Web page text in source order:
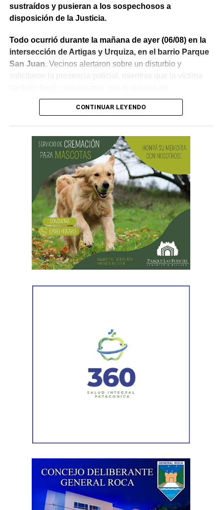
sustraídos y pusieran a los sospechosos a
disposición de la Justicia.
Todo ocurrió durante la mañana de ayer (06/08) en la
intersección de Artigas y Urquiza, en el barrio Parque
San Juan. Vecinos alertaron sobre un disturbio y
solicitaron la presencia policial, mientras que la víctima
emergencias para informar lo que estaba ocurriendo.
hombres le habían sustraído una bolsa con dinero en
efectivo y dos teléfonos celulares. En el lugar se
recuperó parte de los bienes robados y se detuvo al
primer involucrado.
En forma paralela, otra comisión policial se dirigió a
una vivienda ubicada en el barrio Villa Obrera,
señalada por la víctima. Allí se identificó al segundo
sospechosoy se llevaron adelante distintas diligencias
en el marco de la investigación.
Durante el procedimiento, el personal encontró el teléfono
correspondiente para acreditar su propiedad. Además,
denunciado como robado
Posteriormente, el inmueble fue preservado para la
intervención del Gabinete de Criminalística, que realizó
CONTINUAR LEYENDO